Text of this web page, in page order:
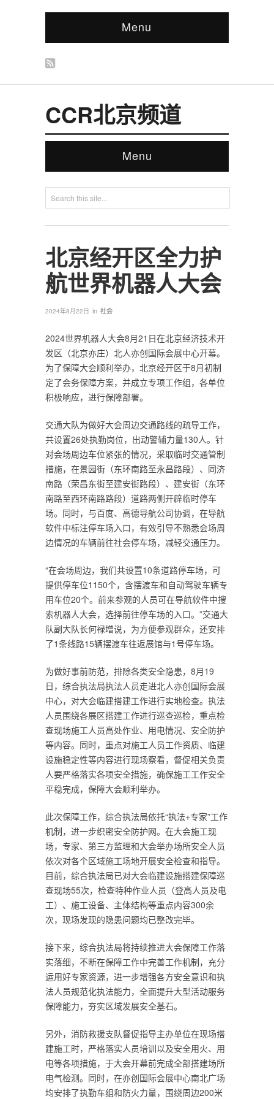
Menu
CCR北京频道
Menu
北京经开区全力护
航世界机器人大会
2024年8月22日 in 社会
2024世界机器人大会8月21日在北京经济技术开
发区（北京亦庄）北人亦创国际会展中心开幕。
为了保障大会顺利举办，北京经开区于8月初制
定了会务保障方案，并成立专项工作组，各单位
积极响应，进行保障部署。
交通大队为做好大会周边交通路线的疏导工作，
共设置26处执勤岗位，出动警辅力量130人。针
对会场周边车位紧张的情况，采取临时交通管制
措施，在景园街（东环南路至永昌路段）、同济
南路（荣昌东街至建安街路段）、建安街（东环
南路至西环南路路段）道路两侧开辟临时停车
场。同时，与百度、高德导航公司协调，在导航
软件中标注停车场入口，有效引导不熟悉会场周
边情况的车辆前往社会停车场，减轻交通压力。
“在会场周边，我们共设置10条道路停车场，可
提供停车位1150个，含摆渡车和自动驾驶车辆专
用车位20个。前来参观的人员可在导航软件中搜
索机器人大会，选择前往停车场的入口。”交通大
队副大队长何禄增说，为方便参观群众，还安排
了1条线路15辆摆渡车往返展馆与1号停车场。
为做好事前防范，排除各类安全隐患，8月19
日，综合执法局执法人员走进北人亦创国际会展
中心，对大会临建搭建工作进行实地检查。执法
人员围绕各展区搭建工作进行巡查巡检，重点检
查现场施工人员高处作业、用电情况、安全防护
等内容。同时，重点对施工人员工作资质、临建
设施稳定性等内容进行现场察看，督促相关负责
人要严格落实各项安全措施，确保施工工作安全
平稳完成，保障大会顺利举办。
此次保障工作，综合执法局依托“执法+专家”工作
机制，进一步织密安全防护网。在大会施工现
场，专家、第三方监理和大会举办场所安全人员
依次对各个区域施工场地开展安全检查和指导。
目前，综合执法局已对大会临建设施搭建保障巡
查现场55次，检查特种作业人员（登高人员及电
工）、施工设备、主体结构等重点内容300余
次，现场发现的隐患问题均已整改完毕。
接下来，综合执法局将持续推进大会保障工作落
实落细，不断在保障工作中完善工作机制，充分
运用好专家资源，进一步增强各方安全意识和执
法人员规范化执法能力，全面提升大型活动服务
保障能力，夯实区域发展安全基石。
另外，消防救援支队督促指导主办单位在现场搭
建施工时，严格落实人员培训以及安全用火、用
电等各项措施，于大会开幕前完成全部搭建场所
电气检测。同时，在亦创国际会展中心南北广场
均安排了执勤车组和防火力量，围绕周边200米